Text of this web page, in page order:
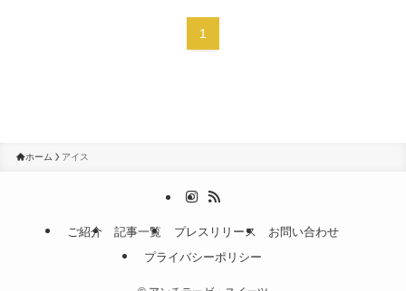
1
ホーム アイス
ご紹介 記事一覧 プレスリリース
お問い合わせ
プライバシーポリシー